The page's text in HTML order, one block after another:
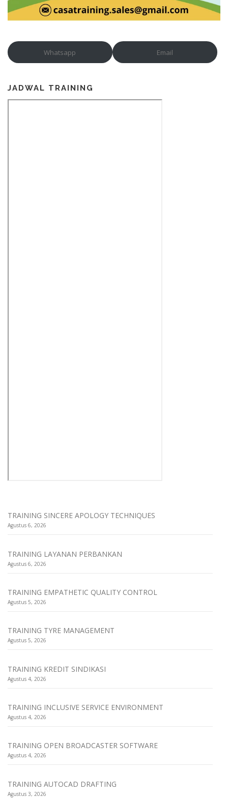
Whatsapp Email
JADWAL TRAINING
TRAINING SINCERE APOLOGY TECHNIQUES
Agustus 6, 2026
TRAINING LAYANAN PERBANKAN
Agustus 6, 2026
TRAINING EMPATHETIC QUALITY CONTROL
Agustus 5, 2026
TRAINING TYRE MANAGEMENT
Agustus 5, 2026
TRAINING KREDIT SINDIKASI
Agustus 4, 2026
TRAINING INCLUSIVE SERVICE ENVIRONMENT
Agustus 4, 2026
TRAINING OPEN BROADCASTER SOFTWARE
Agustus 4, 2026
TRAINING AUTOCAD DRAFTING
Agustus 3, 2026